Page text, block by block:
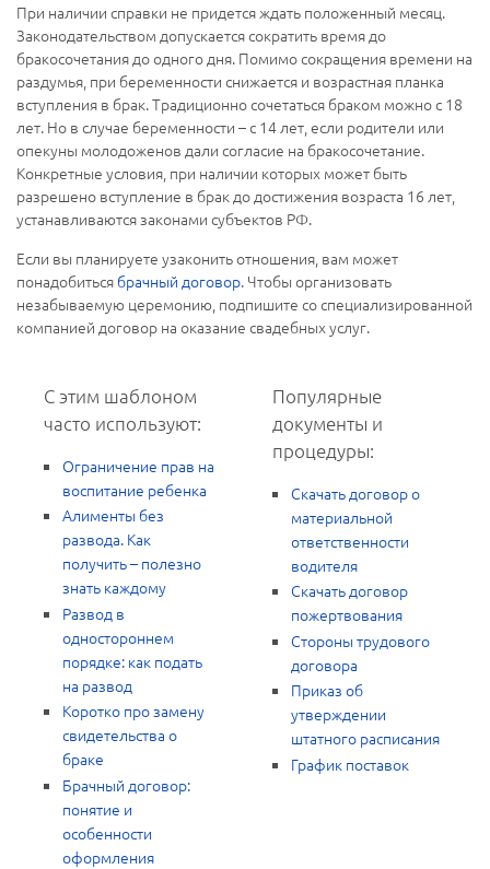
При наличии справки не придется ждать положенный месяц.
Законодательством допускается сократить время до
бракосочетания до одного дня. Помимо сокращения времени на
раздумья, при беременности снижается и возрастная планка
вступления в брак. Традиционно сочетаться браком можно с 18
лет. Но в случае беременности – с 14 лет, если родители или
опекуны молодоженов дали согласие на бракосочетание.
Конкретные условия, при наличии которых может быть
разрешено вступление в брак до достижения возраста 16 лет,
устанавливаются законами субъектов РФ.
Если вы планируете узаконить отношения, вам может
понадобитьсябрачный договор. Чтобы организовать
незабываемую церемонию, подпишите со специализированной
компанией договор на оказание свадебных услуг.
С этим шаблоном
часто используют:
Ограничение прав на
воспитание ребенка
Алименты без
развода. Как
получить – полезно
знать каждому
Развод в
одностороннем
порядке: как подать
на развод
Коротко про замену
свидетельства о
браке
Брачный договор:
понятие и
особенности
оформления
Популярные
документы и
процедуры:
Скачать договор о
материальной
ответственности
водителя
Скачать договор
пожертвования
Стороны трудового
договора
Приказ об
утверждении
штатного расписания
График поставок